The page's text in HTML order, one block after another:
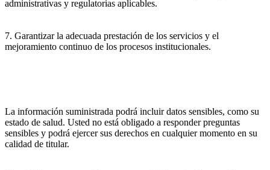
administrativas y regulatorias aplicables.
7. Garantizar la adecuada prestación de los servicios y el
mejoramiento continuo de los procesos institucionales.
La información suministrada podrá incluir datos sensibles, como su
estado de salud. Usted no está obligado a responder preguntas
sensibles y podrá ejercer sus derechos en cualquier momento en su
calidad de titular.